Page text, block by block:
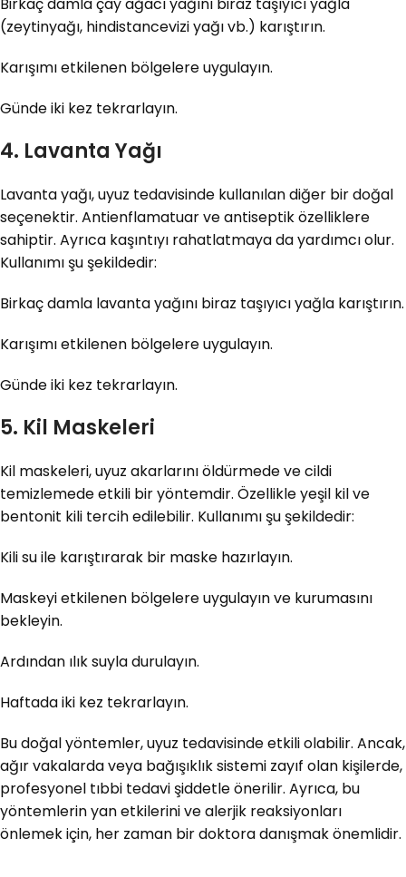
(zeytinyağı, hindistancevizi yağı vb.) karıştırın.
Karışımı etkilenen bölgelere uygulayın.
Günde iki kez tekrarlayın.
4. Lavanta Yağı
Lavanta yağı, uyuz tedavisinde kullanılan diğer bir doğal
seçenektir. Antienflamatuar ve antiseptik özelliklere
sahiptir. Ayrıca kaşıntıyı rahatlatmaya da yardımcı olur.
Kullanımı şu şekildedir:
Birkaç damla lavanta yağını biraz taşıyıcı yağla karıştırın.
Karışımı etkilenen bölgelere uygulayın.
Günde iki kez tekrarlayın.
5. Kil Maskeleri
Kil maskeleri, uyuz akarlarını öldürmede ve cildi
temizlemede etkili bir yöntemdir. Özellikle yeşil kil ve
bentonit kili tercih edilebilir. Kullanımı şu şekildedir:
Kili su ile karıştırarak bir maske hazırlayın.
Maskeyi etkilenen bölgelere uygulayın ve kurumasını
bekleyin.
Ardından ılık suyla durulayın.
Haftada iki kez tekrarlayın.
Bu doğal yöntemler, uyuz tedavisinde etkili olabilir. Ancak,
ağır vakalarda veya bağışıklık sistemi zayıf olan kişilerde,
profesyonel tıbbi tedavi şiddetle önerilir. Ayrıca, bu
yöntemlerin yan etkilerini ve alerjik reaksiyonları
önlemek için, her zaman bir doktora danışmak önemlidir.